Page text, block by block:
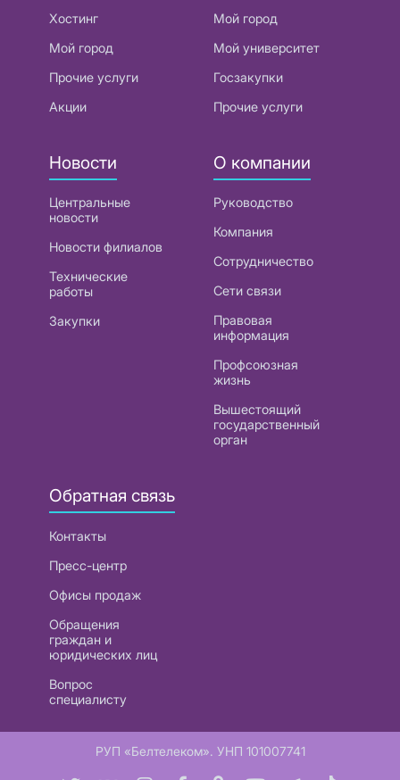
Хостинг
Мой город
Прочие услуги
Акции
Мой город
Мой университет
Госзакупки
Прочие услуги
Новости
Центральные
новости
Новости филиалов
Технические
работы
Закупки
О компании
Руководство
Компания
Сотрудничество
Сети связи
Правовая
информация
Профсоюзная
жизнь
Вышестоящий
государственный
орган
Обратная связь
Контакты
Пресс-центр
Офисы продаж
Обращения
граждан и
юридических лиц
Вопрос
специалисту
РУП «Белтелеком». УНП 101007741